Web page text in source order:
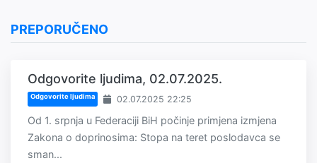
PREPORUČENO
Odgovorite ljudima, 02.07.2025.
Odgovorite ljudima 02.07.2025 22:25
Od 1. srpnja u Federaciji BiH počinje primjena izmjena
Zakona o doprinosima: Stopa na teret poslodavca se
sman...